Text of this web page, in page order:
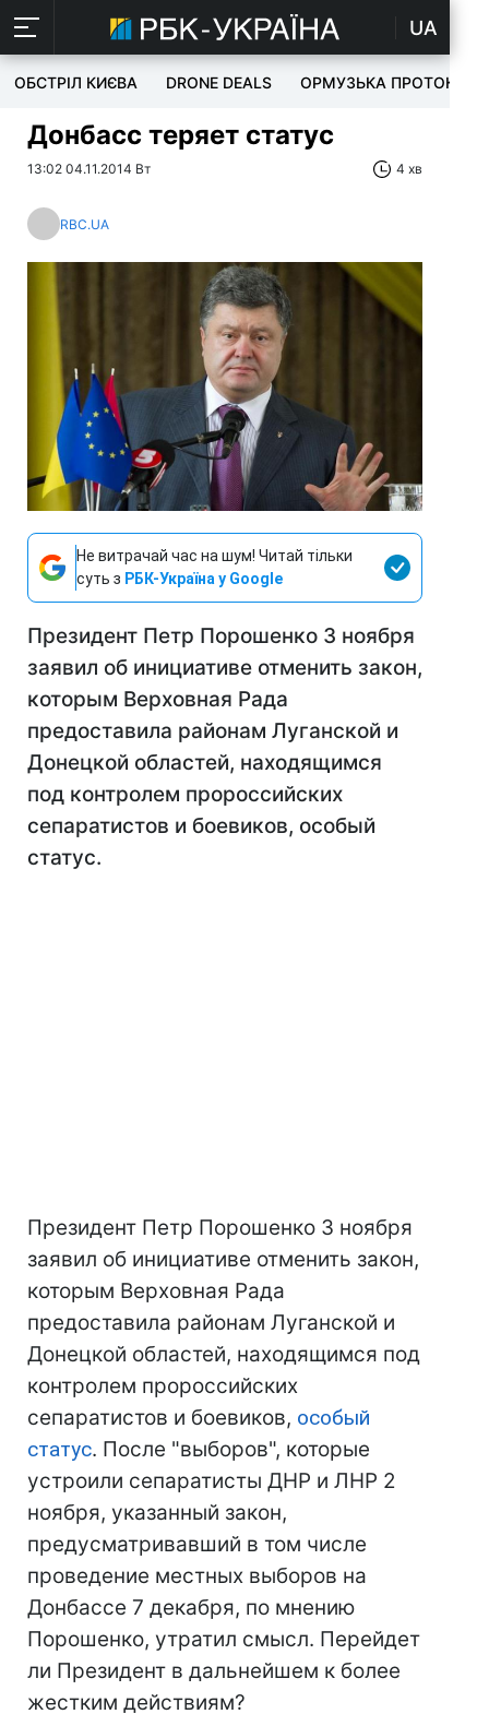
UA
ОБСТРІЛ КИЄВА DRONE DEALS ОРМУЗЬКА ПРОТОКА
Донбасс теряет статус
13:02 04.11.2014 Вт 4 хв
RBC.UA
Не витрачай час на шум! Читай тільки
суть з РБК-Україна у Google
Президент Петр Порошенко 3 ноября
заявил об инициативе отменить закон,
которым Верховная Рада
предоставила районам Луганской и
Донецкой областей, находящимся
под контролем пророссийских
сепаратистов и боевиков, особый
статус.
Президент Петр Порошенко 3 ноября
заявил об инициативе отменить закон,
которым Верховная Рада
предоставила районам Луганской и
Донецкой областей, находящимся под
контролем пророссийских
сепаратистов и боевиков, особый
статус. После "выборов", которые
устроили сепаратисты ДНР и ЛНР 2
ноября, указанный закон,
предусматривавший в том числе
проведение местных выборов на
Донбассе 7 декабря, по мнению
Порошенко, утратил смысл. Перейдет
ли Президент в дальнейшем к более
жестким действиям?